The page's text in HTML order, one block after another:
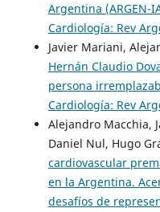
Argentina (ARGEN-
Cardiología: Rev
Javier Mariani,
Hernán Claudio
persona
Cardiología: Rev
Alejandro Macchia,
Daniel Nul, Hugo
cardiovascular
en la Argentina.
desafíos de